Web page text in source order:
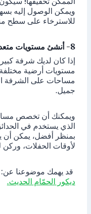
ويمكن الوصول إليه
للاسترخاء على سطح
8- أنشئ مستويات متعددة على سطح منزلك
إذا كان لديك شرفة
مستويات أرضية
مساحات على الشرفة
جميل.
ويمكنك أن تخصص
الذي يستخدم في
بمنظر أفضل، يمكن أن
لأوقات الحفلات، وركن
قد يهمك موضوعنا عن:
ديكور الحمّام الحديث.